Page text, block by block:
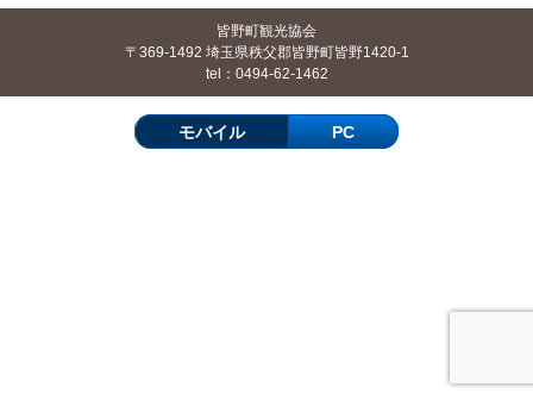
皆野町観光協会
〒369-1492 埼玉県秩父郡皆野町皆野1420-1
tel：0494-62-1462
モバイル PC